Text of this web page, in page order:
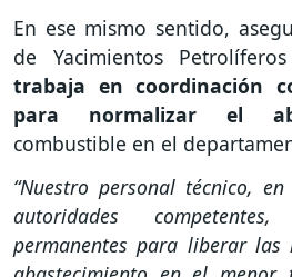
En ese mismo sentido,
de Yacimientos
trabaja en coordinación
para normalizar el
combustible en el
“Nuestro personal técnico,
autoridades
permanentes para liberar